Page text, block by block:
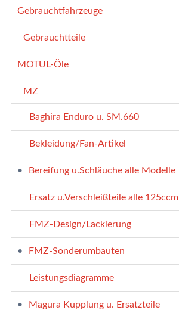
Gebrauchtfahrzeuge
Gebrauchtteile
MOTUL-Öle
MZ
Baghira Enduro u. SM.660
Bekleidung/Fan-Artikel
Bereifung u.Schläuche alle Modelle
Ersatz u.Verschleißteile alle 125ccm
FMZ-Design/Lackierung
FMZ-Sonderumbauten
Leistungsdiagramme
Magura Kupplung u. Ersatzteile